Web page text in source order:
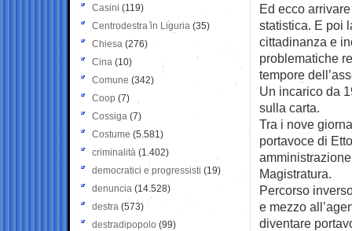
Ed ecco
statistica. E poi
cittadinanza e
problematiche
tempore
Un incarico da
sulla carta.
Tra i nove
portavoce di
Magistratura.
Percorso
e mezzo
diventare
Casini (119)
Centrodestra in Liguria (35)
Chiesa (276)
Cina (10)
Comune (342)
Coop (7)
Cossiga (7)
Costume (5.581)
criminalità (1.402)
democratici e progressisti (19)
denuncia (14.528)
destra (573)
destradipopolo (99)